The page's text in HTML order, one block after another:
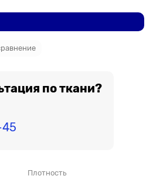
по ткани?
Плотность